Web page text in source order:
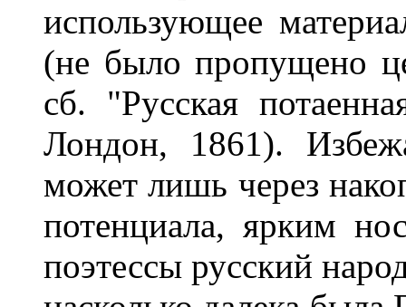
использующее
(не было пропущено
сб. "Русская
Лондон, 1861).
может лишь через
потенциала, ярким
поэтессы русский